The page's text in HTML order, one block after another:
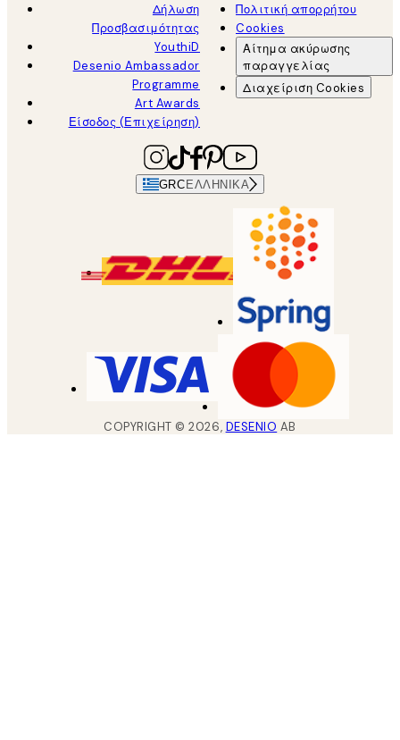
Δήλωση
Προσβασιμότητας
YouthiD
Desenio Ambassador
Programme
Art Awards
Είσοδος (Επιχείρηση)
Πολιτική απορρήτου
Cookies
Αίτημα ακύρωσης
παραγγελίας
Διαχείριση Cookies
GRC ΕΛΛΗΝΙΚΆ
COPYRIGHT ©2026, DESENIO AB